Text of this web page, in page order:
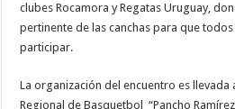
clubes Rocamora y Regatas Uruguay,
pertinente de las canchas para que
participar.
La organización del encuentro es llevada
Regional de Basquetbol “Pancho